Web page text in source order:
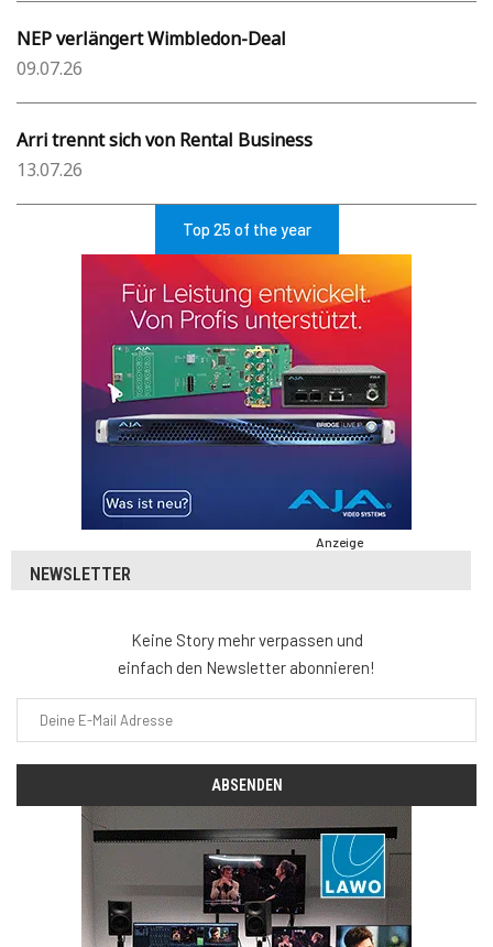
NEP verlängert Wimbledon-Deal
09.07.26
Arri trennt sich von Rental Business
13.07.26
Top 25 of the year
Anzeige
NEWSLETTER
Keine Story mehr verpassen und
einfach den Newsletter abonnieren!